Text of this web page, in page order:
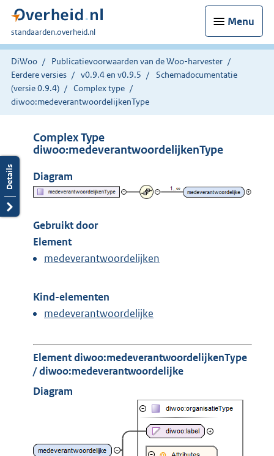
Menu
U
bent
hier:
standaarden.overheid.nl
DiWoo
Publicatievoorwaarden van de Woo-harvester
Eerdere versies
v0.9.4 en v0.9.5
Schemadocumentatie
(versie 0.9.4)
Complex type
diwoo:medeverantwoordelijkenType
Complex Type
diwoo:medeverantwoordelijkenType
Diagram
Gebruikt door
Element
medeverantwoordelijken
Kind-elementen
medeverantwoordelijke
Element diwoo:medeverantwoordelijkenType
/ diwoo:medeverantwoordelijke
Diagram